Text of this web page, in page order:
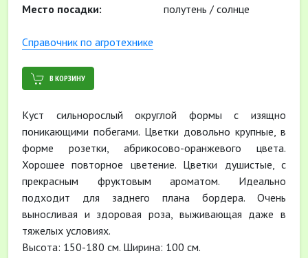
Место посадки:
полутень / солнце
Cправочник по агротехнике
В КОРЗИНУ
Куст сильнорослый округлой формы с изящно
поникающими побегами. Цветки довольно крупные, в
форме розетки, абрикосово-оранжевого цвета.
Хорошее повторное цветение. Цветки душистые, с
прекрасным фруктовым ароматом. Идеально
подходит для заднего плана бордера. Очень
выносливая и здоровая роза, выживающая даже в
тяжелых условиях.
Высота: 150-180 см. Ширина: 100 см.